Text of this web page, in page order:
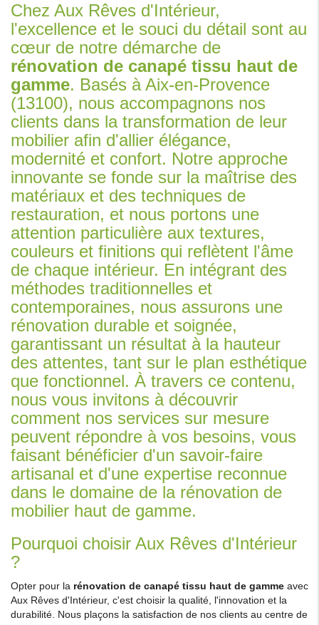
Chez Aux Rêves d'Intérieur,
l'excellence et le souci du détail sont au
cœur de notre démarche de
rénovation de canapé tissu haut de
gamme. Basés à Aix-en-Provence
(13100), nous accompagnons nos
clients dans la transformation de leur
mobilier afin d'allier élégance,
modernité et confort. Notre approche
innovante se fonde sur la maîtrise des
matériaux et des techniques de
restauration, et nous portons une
attention particulière aux textures,
couleurs et finitions qui reflètent l'âme
de chaque intérieur. En intégrant des
méthodes traditionnelles et
contemporaines, nous assurons une
rénovation durable et soignée,
garantissant un résultat à la hauteur
des attentes, tant sur le plan esthétique
que fonctionnel. À travers ce contenu,
nous vous invitons à découvrir
comment nos services sur mesure
peuvent répondre à vos besoins, vous
faisant bénéficier d'un savoir-faire
artisanal et d'une expertise reconnue
dans le domaine de la rénovation de
mobilier haut de gamme.
Pourquoi choisir Aux Rêves d'Intérieur
?
Opter pour la rénovation de canapé tissu haut de gamme avec
Aux Rêves d'Intérieur, c'est choisir la qualité, l'innovation et la
durabilité. Nous plaçons la satisfaction de nos clients au centre de